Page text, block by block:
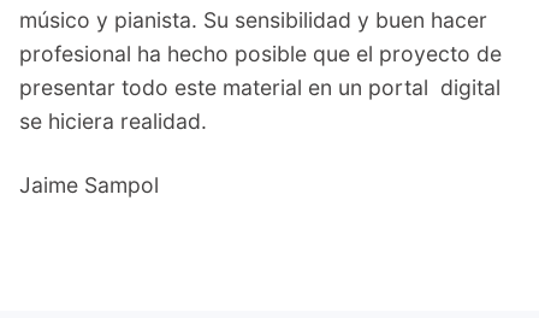
músico y pianista. Su sensibilidad y buen hacer
profesional ha hecho posible que el proyecto de
presentar todo este material en un portal digital
se hiciera realidad.
Jaime Sampol